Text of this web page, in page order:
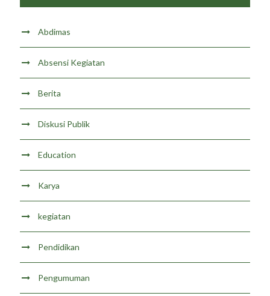
Abdimas
Absensi Kegiatan
Berita
Diskusi Publik
Education
Karya
kegiatan
Pendidikan
Pengumuman